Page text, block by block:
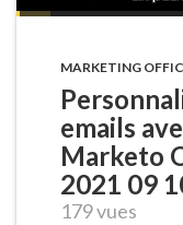
MARKETING
emails
Marketo
2021 09
179 vues